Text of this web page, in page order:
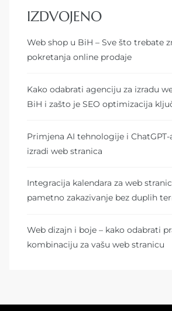
IZDVOJENO
Web shop u BiH – Sve što trebate
pokretanja online prodaje
Kako odabrati agenciju za izradu
BiH i zašto je SEO optimizacija
Primjena AI tehnologije i
izradi web stranica
Integracija kalendara za web
pametno zakazivanje bez duplih
Web dizajn i boje – kako odabrati
kombinaciju za vašu web stranicu